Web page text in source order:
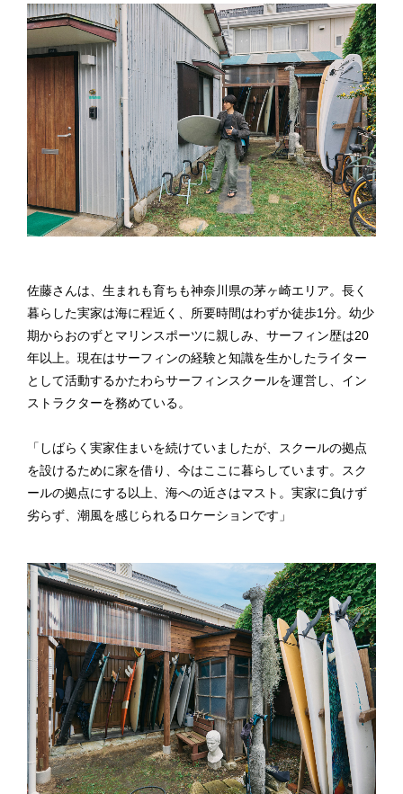
佐藤さんは、生まれも育ちも神奈川県の茅ヶ崎エリア。長く
暮らした実家は海に程近く、所要時間はわずか徒歩1分。幼少
期からおのずとマリンスポーツに親しみ、サーフィン歴は20
年以上。現在はサーフィンの経験と知識を生かしたライター
として活動するかたわらサーフィンスクールを運営し、イン
ストラクターを務めている。
「しばらく実家住まいを続けていましたが、スクールの拠点
を設けるために家を借り、今はここに暮らしています。スク
ールの拠点にする以上、海への近さはマスト。実家に負けず
劣らず、潮風を感じられるロケーションです」